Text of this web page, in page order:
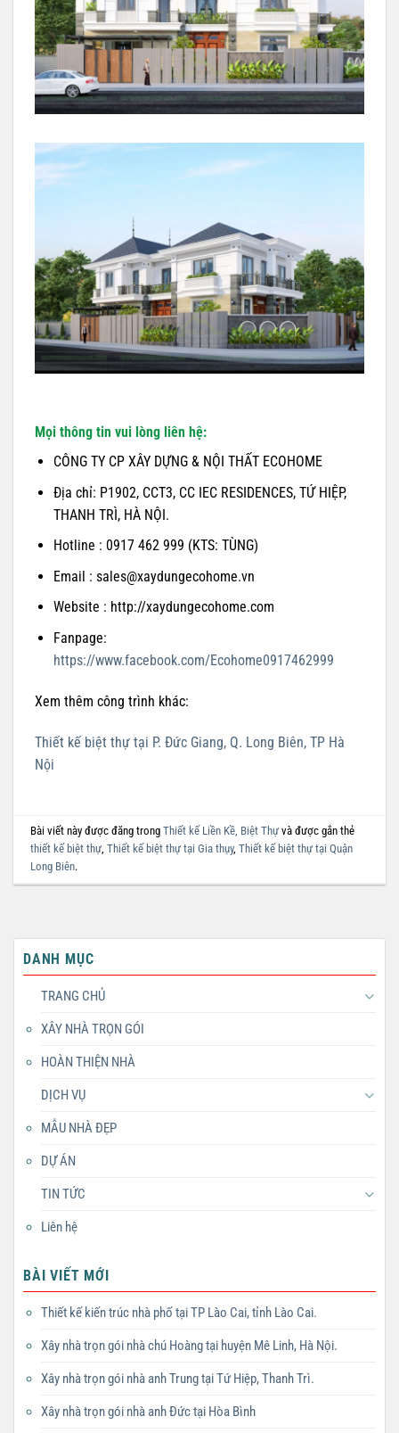
Mọi thông tin vui lòng liên hệ:
CÔNG TY CP XÂY DỰNG & NỘI THẤT ECOHOME
Địa chỉ: P1902, CCT3, CC IEC RESIDENCES, TỨ HIỆP,
THANH TRÌ, HÀ NỘI.
Hotline : 0917 462 999 (KTS: TÙNG)
Email : sales@xaydungecohome.vn
Website : http://xaydungecohome.com
Fanpage:
https://www.facebook.com/Ecohome0917462999
Xem thêm công trình khác:
Thiết kế biệt thự tại P. Đức Giang, Q. Long Biên, TP Hà
Nội
Bài viết này được đăng trongThiết kế Liền Kề, Biệt Thự và được gắn thẻ
thiết kế biệt thự ,Thiết kế biệt thự tại Gia thụy,Thiết kế biệt thự tại Quận
Long Biên.
DANH MỤC
TRANG CHỦ
XÂY NHÀ TRỌN GÓI
HOÀN THIỆN NHÀ
DỊCH VỤ
MẪU NHÀ ĐẸP
DỰ ÁN
TIN TỨC
Liên hệ
BÀI VIẾT MỚI
Thiết kế kiến trúc nhà phố tại TP Lào Cai, tỉnh Lào Cai.
Xây nhà trọn gói nhà chú Hoàng tại huyện Mê Linh, Hà Nội.
Xây nhà trọn gói nhà anh Trung tại Tứ Hiệp, Thanh Trì.
Xây nhà trọn gói nhà anh Đức tại Hòa Bình